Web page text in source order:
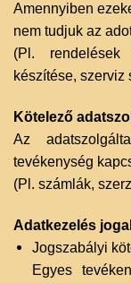
Amennyiben
nem tudjuk az
(Pl. rendelések
készítése, szerviz
Kötelező
Az
tevékenység
(Pl. számlák,
Adatkezelés
Jogszabályi
Egyes